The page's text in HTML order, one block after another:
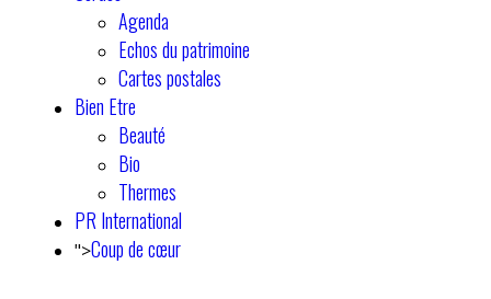
Agenda
Echos du patrimoine
Cartes postales
Bien Etre
Beauté
Bio
Thermes
PR International
">Coup de cœur